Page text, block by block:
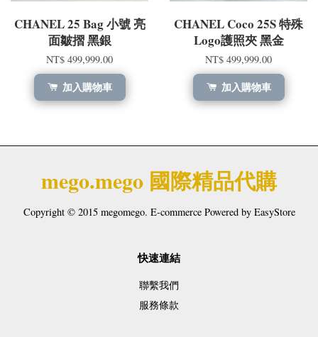
CHANEL 25 Bag 小號 亮
面皺摺 黑銀
NT$ 499,999.00
加入購物車
CHANEL Coco 25S 特殊
Logo護照夾 黑金
NT$ 499,999.00
加入購物車
mego.mego 國際精品代購
Copyright © 2015 megomego. E-commerce Powered by EasyStore
快速連結
聯繫我們
服務條款